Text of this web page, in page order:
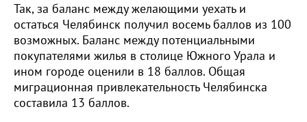
Так, за баланс между желающими уехать и
остаться Челябинск получил восемь баллов из 100
возможных. Баланс между потенциальными
покупателями жилья в столице Южного Урала и
ином городе оценили в 18 баллов. Общая
миграционная привлекательность Челябинска
составила 13 баллов.